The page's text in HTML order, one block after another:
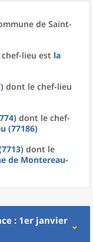
de Saint-
lieu est la
dont le chef-lieu
dont le chef-
(77186)
dont le
de Montereau-
: 1er janvier